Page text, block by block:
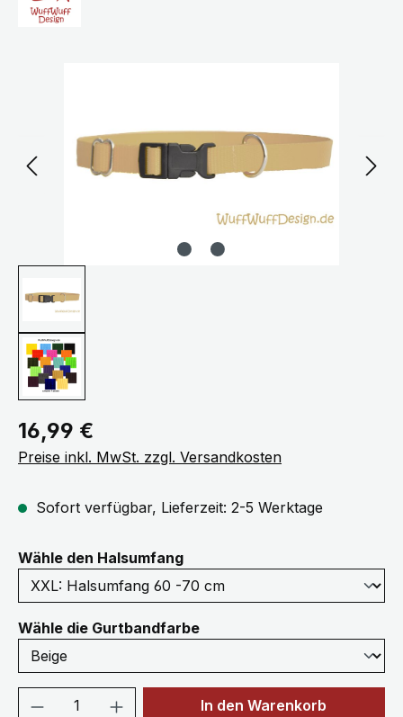
Regulärer Preis:
16,99 €
Preise inkl. MwSt. zzgl. Versandkosten
Sofort verfügbar, Lieferzeit: 2-5 Werktage
Wähle den Halsumfangauswählen
Wähle die Gurtbandfarbeauswählen
Produkt Anzahl: Gib denIn den Warenkorb